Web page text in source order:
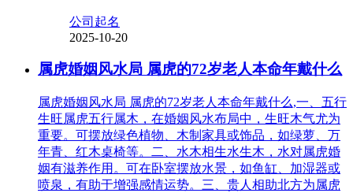
公司起名
2025-10-20
属虎婚姻风水局 属虎的72岁老人本命年戴什么
属虎婚姻风水局 属虎的72岁老人本命年戴什么,一、五行
生旺属虎五行属木，在婚姻风水布局中，生旺木气尤为
重要。可摆放绿色植物、木制家具或饰品，如绿萝、万
年青、红木桌椅等。二、水木相生水生木，水对属虎婚
姻有滋养作用。可在卧室摆放水景，如鱼缸、加湿器或
喷泉，有助于增强感情运势。三、贵人相助北方为属虎